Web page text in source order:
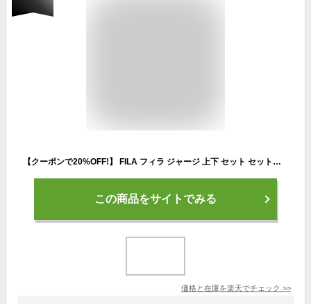
【クーポンで20%OFF!】 FILA フィラ ジャージ 上下 セット セットアップ メンズ レディース ブランド ワンポイントロゴ スポーツウェア ランニングウェア ジャージパンツ トレーニング ウォーキング ルームウェア ゆったり おしゃれ ユニセックス 春 秋 冬 別注
この商品をサイトでみる
価格と在庫を楽天でチェック >>